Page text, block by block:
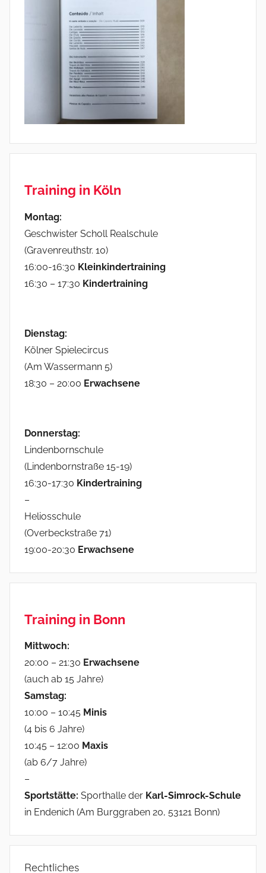
Training in Köln
Montag:
Geschwister Scholl Realschule
(Gravenreuthstr. 10)
16:00-16:30 Kleinkindertraining
16:30 – 17:30 Kindertraining
Dienstag:
Kölner Spielecircus
(Am Wassermann 5)
18:30 – 20:00 Erwachsene
Donnerstag:
Lindenbornschule
(Lindenbornstraße 15-19)
16:30-17:30 Kindertraining
–
Heliosschule
(Overbeckstraße 71)
19:00-20:30 Erwachsene
Training in Bonn
Mittwoch:
20:00 – 21:30 Erwachsene
(auch ab 15 Jahre)
Samstag:
10:00 – 10:45 Minis
(4 bis 6 Jahre)
10:45 – 12:00 Maxis
(ab 6/7 Jahre)
–
Sportstätte: Sporthalle der Karl-Simrock-Schule
in Endenich (Am Burggraben 20, 53121 Bonn)
Rechtliches